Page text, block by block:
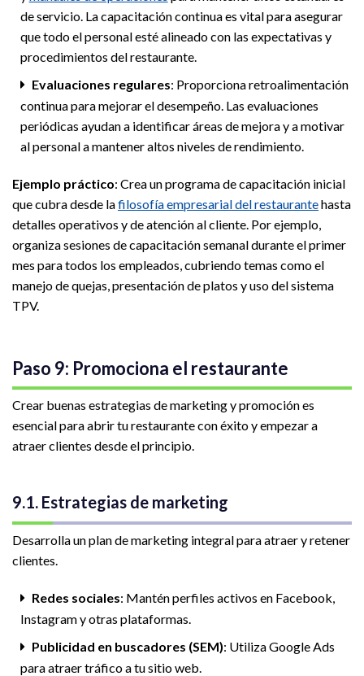
de servicio. La capacitación continua es vital para asegurar
que todo el personal esté alineado con las expectativas y
procedimientos del restaurante.
Evaluaciones regulares: Proporciona retroalimentación
continua para mejorar el desempeño. Las evaluaciones
periódicas ayudan a identificar áreas de mejora y a motivar
al personal a mantener altos niveles de rendimiento.
Ejemplo práctico: Crea un programa de capacitación inicial
que cubra desde lafilosofía empresarial del restaurantehasta
detalles operativos y de atención al cliente. Por ejemplo,
organiza sesiones de capacitación semanal durante el primer
mes para todos los empleados, cubriendo temas como el
manejo de quejas, presentación de platos y uso del sistema
TPV.
Paso 9: Promociona el restaurante
Crear buenas estrategias de marketing y promoción es
esencial para abrir tu restaurante con éxito y empezar a
atraer clientes desde el principio.
9.1. Estrategias de marketing
Desarrolla un plan de marketing integral para atraer y retener
clientes.
Redes sociales: Mantén perfiles activos en Facebook,
Instagram y otras plataformas.
Publicidad en buscadores (SEM): Utiliza Google Ads
para atraer tráfico a tu sitio web.